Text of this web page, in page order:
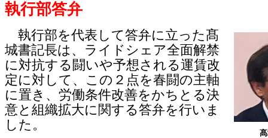
執行部答弁
執行部を代表して答弁に立った髙
城書記長は、ライドシェア全面解禁
に対抗する闘いや予想される運賃改
定に対して、この２点を春闘の主軸
に置き、労働条件改善をかちとる決
意と組織拡大に関する答弁を行いま
した。